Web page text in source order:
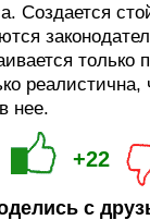
Создается
только
реалистична,
нее.
+22
с